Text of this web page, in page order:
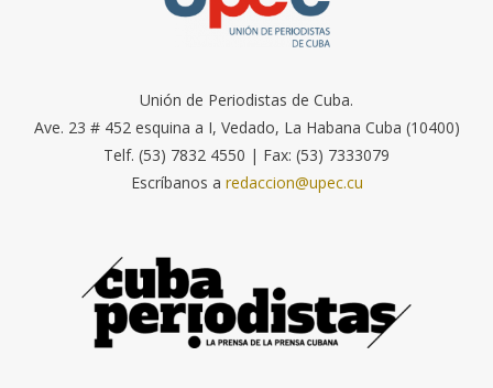
Unión de Periodistas de Cuba.
Ave. 23 # 452 esquina a I, Vedado, La Habana Cuba (10400)
Telf. (53) 7832 4550 | Fax: (53) 7333079
Escríbanos a redaccion@upec.cu